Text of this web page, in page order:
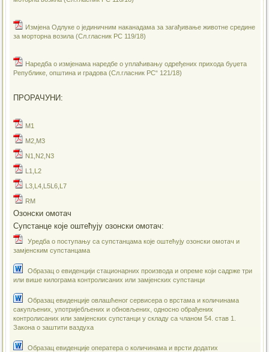
Измјена Одлуке о јединичним наканадама за загађивање животне средине
за морторна возила (Сл.гласник РС 119/18)
Наредба о измјенама наредбе о уплаћивању одређених прихода буџета
Републике, општина и градова (Сл.гласник РС“ 121/18)
ПРОРАЧУНИ:
M1
M2,M3
N1,N2,N3
L1,L2
L3,L4,L5L6,L7
RM
Озонски омотач
Супстанце које оштећују озонски омотач:
Уредба о поступању са супстанцама које оштећују озонски омотач и
замјенским супстанцама
Образац о евиденцији стационарних производа и опреме који садрже три
или више килограма контролисаних или замјенских супстанци
Образац евиденције овлашћеног сервисера о врстама и количинама
сакупљених, употријебљених и обновљених, односно обрађених
контролисаних или замјенских супстанци у складу са чланом 54. став 1.
Закона о заштити ваздуха
Образац евиденције оператера о количинама и врсти додатих